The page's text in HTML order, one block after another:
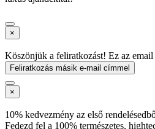
×
Köszönjük a feliratkozást! Ez az
Feliratkozás másik e-mail címmel
×
10% kedvezmény az első
Fedezd fel a 100% természetes,